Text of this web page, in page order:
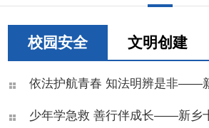
相测算
息调整
心得。
饮食习
听完讲
坐、熬
学习氛
结了青
校园安全 文明创建
依法护航青春 知法明辨是非——新乡市第十中学法治
少年学急救 善行伴成长——新乡十中开展校园应急自救